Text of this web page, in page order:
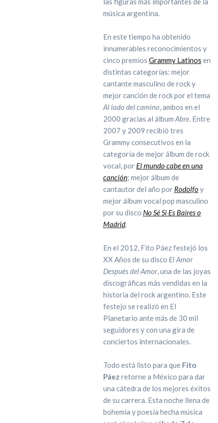
música argentina.
En este tiempo ha obtenido
innumerables reconocimientos y
cinco premios Grammy Latinos en
distintas categorías: mejor
cantante masculino de rock y
mejor canción de rock por el tema
Al lado del camino, ambos en el
2000 gracias al álbum Abre. Entre
2007 y 2009 recibió tres
Grammy consecutivos en la
categoría de mejor álbum de rock
vocal, por El mundo cabe en una
canción; mejor álbum de
cantautor del año por Rodolfo y
mejor álbum vocal pop masculino
por su disco No Sé Si Es Baires o
Madrid.
En el 2012, Fito Páez festejó los
XX Años de su disco El Amor
Después del Amor, una de las joyas
discográficas más vendidas en la
historia del rock argentino. Este
festejo se realizó en El
Planetario ante más de 30 mil
seguidores y con una gira de
conciertos internacionales.
Todo está listo para que Fito
Páez retorne a México para dar
una cátedra de los mejores éxitos
de su carrera. Esta noche llena de
bohemia y poesía hecha música